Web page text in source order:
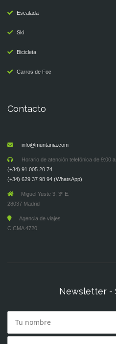
Escalada
Ski
Bicicleta
Carros de Foc
Contacto
info@muntania.com
Horario de atención telefónica de 9:00
(+34) 91 005 20 74
(+34) 629 37 98 94 (WhatsApp)
Miguel Yuste 3, 3º E.
28037 Madrid
Agencia de viajes
CICMA 4720
Newsletter -